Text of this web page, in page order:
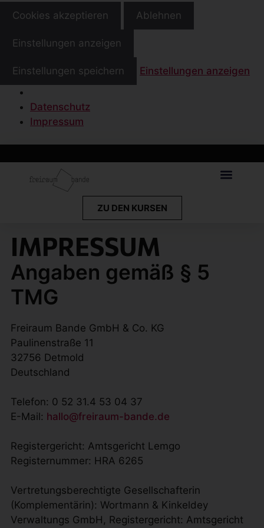
Cookies akzeptieren Ablehnen
Einstellungen anzeigen
Einstellungen speichern Einstellungen anzeigen
Datenschutz
Impressum
ZU DEN KURSEN
IMPRESSUM
Angaben gemäß § 5
TMG
Freiraum Bande GmbH & Co. KG
Paulinenstraße 11
32756 Detmold
Deutschland
Telefon: 0 52 31.4 53 04 37
E-Mail: hallo@freiraum-bande.de
Registergericht: Amtsgericht Lemgo
Registernummer: HRA 6265
Vertretungsberechtigte Gesellschafterin
(Komplementärin): Wortmann & Kinkeldey
Verwaltungs GmbH, Registergericht: Amtsgericht